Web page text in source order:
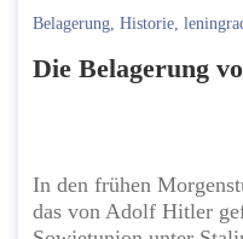
Belagerung, Historie,
Die Belagerung
In den frühen
das von Adolf Hitler